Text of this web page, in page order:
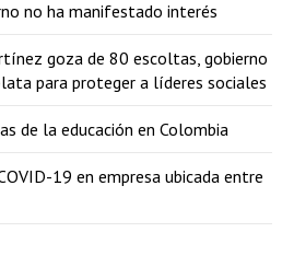
no ha manifestado interés
goza de 80 escoltas, gobierno
para proteger a líderes sociales
de la educación en Colombia
19 en empresa ubicada entre